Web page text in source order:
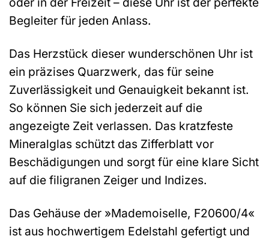
Begleiter für jeden Anlass.
Das Herzstück dieser wunderschönen Uhr ist
ein präzises Quarzwerk, das für seine
Zuverlässigkeit und Genauigkeit bekannt ist.
So können Sie sich jederzeit auf die
angezeigte Zeit verlassen. Das kratzfeste
Mineralglas schützt das Zifferblatt vor
Beschädigungen und sorgt für eine klare Sicht
auf die filigranen Zeiger und Indizes.
Das Gehäuse der »Mademoiselle, F20600/4«
ist aus hochwertigem Edelstahl gefertigt und